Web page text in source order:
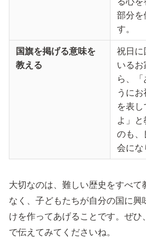
部分を
す。
国旗を掲げる意味を
教える
祝日に
いるお
ら、「
うに
を表
よ」と
のも、
会にな
大切なのは、難しい歴史をすべて
なく、子どもたちが自分の国に興
けを作ってあげることです。ぜひ
で伝えてみてくださいね。